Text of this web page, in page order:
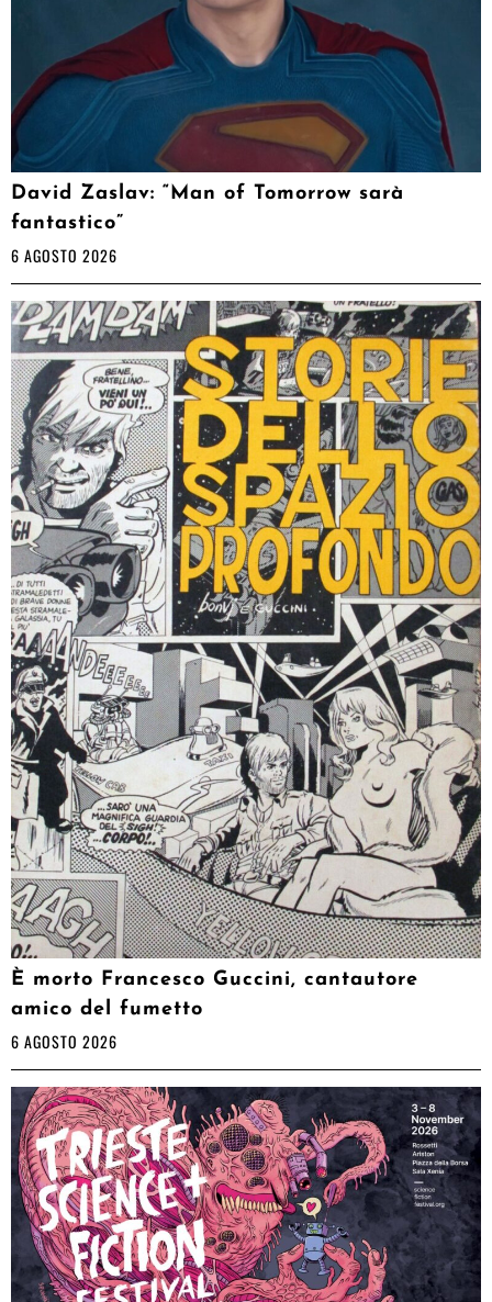
David Zaslav: “Man of Tomorrow sarà
fantastico”
6 AGOSTO 2026
È morto Francesco Guccini, cantautore
amico del fumetto
6 AGOSTO 2026